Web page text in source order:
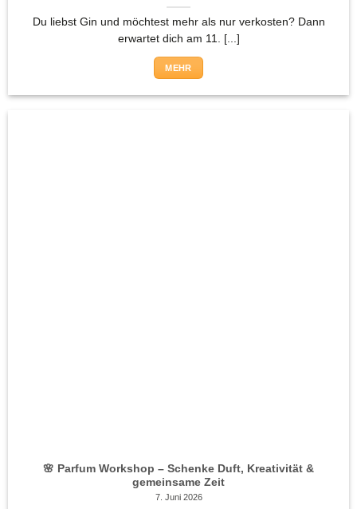
Du liebst Gin und möchtest mehr als nur verkosten? Dann
erwartet dich am 11. [...]
MEHR
🌸 Parfum Workshop – Schenke Duft, Kreativität &
gemeinsame Zeit
7. Juni 2026